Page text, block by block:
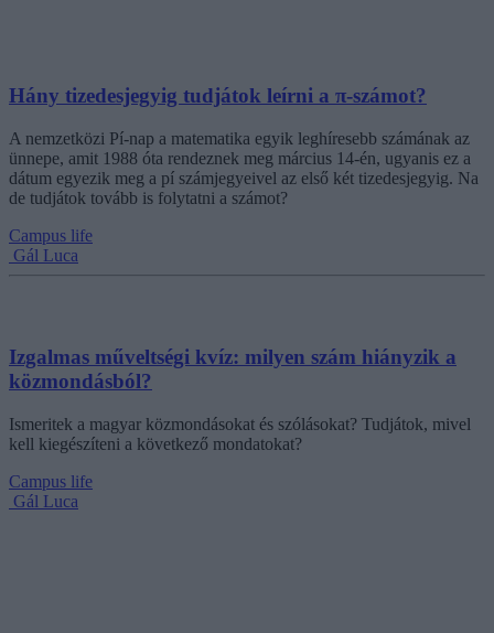
Hány tizedesjegyig tudjátok leírni a π-számot?
A nemzetközi Pí-nap a matematika egyik leghíresebb számának az
ünnepe, amit 1988 óta rendeznek meg március 14-én, ugyanis ez a
dátum egyezik meg a pí számjegyeivel az első két tizedesjegyig. Na
de tudjátok tovább is folytatni a számot?
Campus life
Gál Luca
Izgalmas műveltségi kvíz: milyen szám hiányzik a
közmondásból?
Ismeritek a magyar közmondásokat és szólásokat? Tudjátok, mivel
kell kiegészíteni a következő mondatokat?
Campus life
Gál Luca